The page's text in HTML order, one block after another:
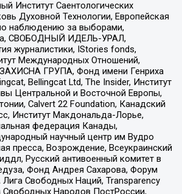
Институт Саентологических
Духовной Технологии, Европейская
наблюдению за выборами,
СВОБОДНЫЙ ИДЕЛЬ-УРАЛ,
журналистики, IStories fonds,
Международных Отношений,
ГРУПА, Фонд имени Генриха
Bellingcat Ltd, The Insider, Институт
Центральной и Восточной Европы,
Calvert 22 Foundation, Канадский
Институт Макдональда-Лорье,
федерация Канады,
научный центр им Вудро
пресса, Возрождение, Всеукраинский
Русский антивоенный комитет в
Фонд Андрея Сахарова, Форум
Свободных Наций, Transparеncy
Свободных Народов ПостРоссии,